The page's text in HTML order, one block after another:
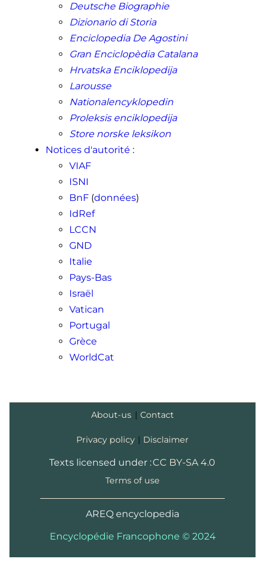
Deutsche Biographie
Dizionario di Storia
Enciclopedia De Agostini
Gran Enciclopèdia Catalana
Hrvatska Enciklopedija
Larousse
Nationalencyklopedin
Proleksis enciklopedija
Store norske leksikon
Notices d'autorité :
VIAF
ISNI
BnF(données)
IdRef
LCCN
GND
Italie
Pays-Bas
Israël
Vatican
Portugal
Grèce
WorldCat
About-us | Contact
Privacy policy | Disclaimer
Texts licensed under :CC BY-SA 4.0
Terms of use
AREQ encyclopedia
Encyclopédie Francophone © 2024